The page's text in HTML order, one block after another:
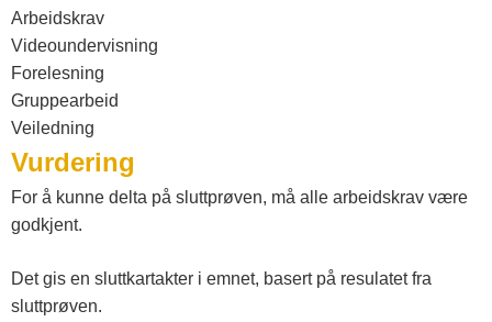
Arbeidskrav
Videoundervisning
Forelesning
Gruppearbeid
Veiledning
Vurdering
For å kunne delta på sluttprøven, må alle arbeidskrav være
godkjent.
Det gis en sluttkartakter i emnet, basert på resulatet fra
sluttprøven.